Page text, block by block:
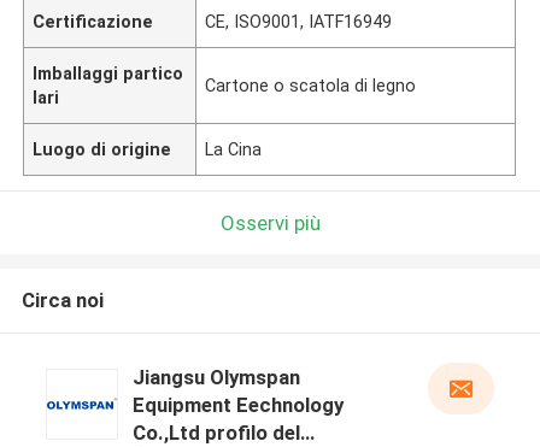
Certificazione CE, ISO9001, IATF16949
Imballaggi partico
lari
Cartone o scatola di legno
Luogo di origine La Cina
Osservi più
Circa noi
Jiangsu Olymspan
Equipment Eechnology
Co.,Ltd profilo del